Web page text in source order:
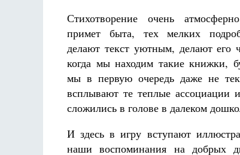
Стихотворение очень
примет быта, тех мелких
делают текст уютным, делают его
когда мы находим такие книжки,
мы в первую очередь даже не
всплывают те теплые ассоциации
сложились в голове в далеком
И здесь в игру вступают
наши воспоминания на добрых